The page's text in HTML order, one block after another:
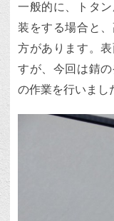
一般的に、トタ
装をする場合と
方があります。
すが、今回は錆
の作業を行いまし